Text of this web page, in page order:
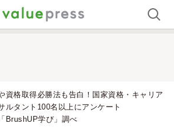
資格取得必勝法も告白！国家資格・キャリア
ルタント100名以上にアンケート
学び」調べ